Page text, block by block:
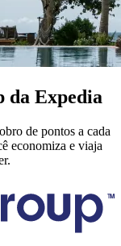
da Expedia
de pontos a cada
economiza e viaja